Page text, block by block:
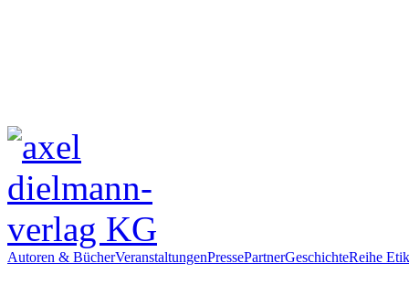
Autoren & BücherVeranstaltungenPressePartnerGeschichteReihe